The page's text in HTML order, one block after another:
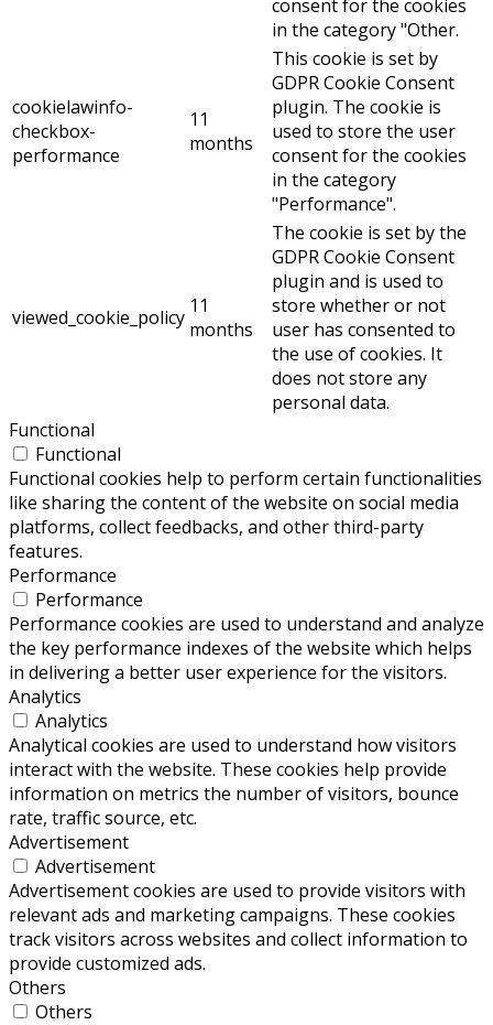
consent for the cookies
in the category "Other.
cookielawinfo-
checkbox-
performance
11
months
This cookie is set by
GDPR Cookie Consent
plugin. The cookie is
used to store the user
consent for the cookies
in the category
"Performance".
viewed_cookie_policy 11
months
The cookie is set by the
GDPR Cookie Consent
plugin and is used to
store whether or not
user has consented to
the use of cookies. It
does not store any
personal data.
Functional
Functional
Functional cookies help to perform certain functionalities
like sharing the content of the website on social media
platforms, collect feedbacks, and other third-party
features.
Performance
Performance
Performance cookies are used to understand and analyze
the key performance indexes of the website which helps
in delivering a better user experience for the visitors.
Analytics
Analytics
Analytical cookies are used to understand how visitors
interact with the website. These cookies help provide
information on metrics the number of visitors, bounce
rate, traffic source, etc.
Advertisement
Advertisement
Advertisement cookies are used to provide visitors with
relevant ads and marketing campaigns. These cookies
track visitors across websites and collect information to
provide customized ads.
Others
Others